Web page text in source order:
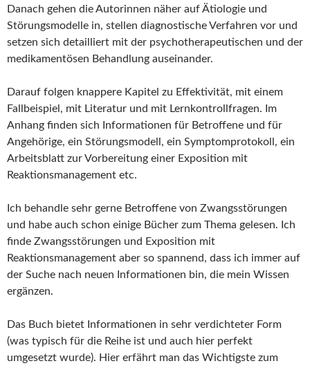
Danach gehen die Autorinnen näher auf Ätiologie und
Störungsmodelle in, stellen diagnostische Verfahren vor und
setzen sich detailliert mit der psychotherapeutischen und der
medikamentösen Behandlung auseinander.
Darauf folgen knappere Kapitel zu Effektivität, mit einem
Fallbeispiel, mit Literatur und mit Lernkontrollfragen. Im
Anhang finden sich Informationen für Betroffene und für
Angehörige, ein Störungsmodell, ein Symptomprotokoll, ein
Arbeitsblatt zur Vorbereitung einer Exposition mit
Reaktionsmanagement etc.
Ich behandle sehr gerne Betroffene von Zwangsstörungen
und habe auch schon einige Bücher zum Thema gelesen. Ich
finde Zwangsstörungen und Exposition mit
Reaktionsmanagement aber so spannend, dass ich immer auf
der Suche nach neuen Informationen bin, die mein Wissen
ergänzen.
Das Buch bietet Informationen in sehr verdichteter Form
(was typisch für die Reihe ist und auch hier perfekt
umgesetzt wurde). Hier erfährt man das Wichtigste zum